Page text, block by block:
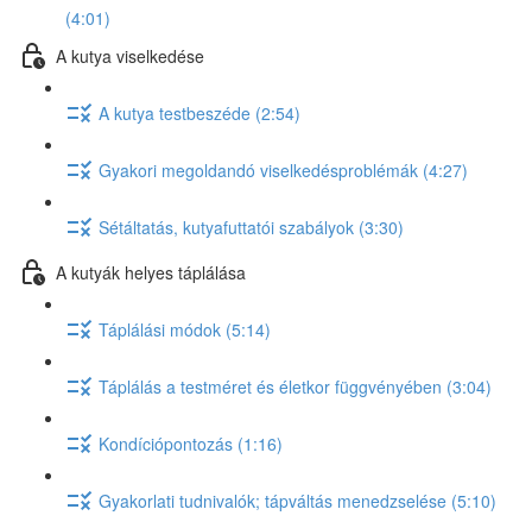
(4:01)
A kutya viselkedése
A kutya testbeszéde (2:54)
Gyakori megoldandó viselkedésproblémák (4:27)
Sétáltatás, kutyafuttatói szabályok (3:30)
A kutyák helyes táplálása
Táplálási módok (5:14)
Táplálás a testméret és életkor függvényében (3:04)
Kondíciópontozás (1:16)
Gyakorlati tudnivalók; tápváltás menedzselése (5:10)